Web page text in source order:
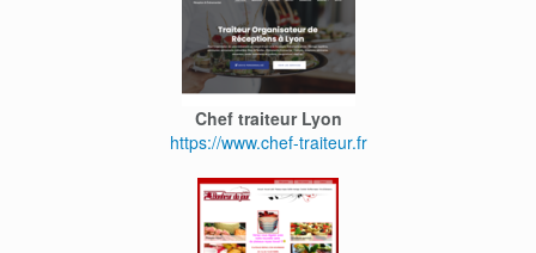
Chef traiteur Lyon
https://www.chef-traiteur.fr